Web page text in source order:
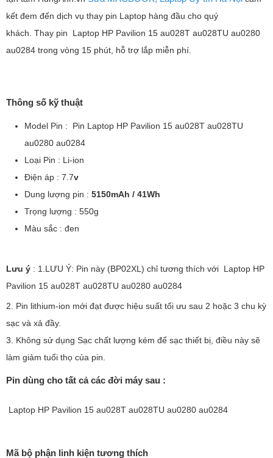
kết đem đến dịch vụ thay pin Laptop hàng đầu cho quý
khách. Thay pin Laptop HP Pavilion 15 au028T au028TU au0280
au0284 trong vòng 15 phút, hỗ trợ lắp miễn phí.
Thông số kỹ thuật
Model Pin : Pin Laptop HP Pavilion 15 au028T au028TU
au0280 au0284
Loại Pin : Li-ion
Điện áp : 7.7v
Dung lượng pin : 5150mAh / 41Wh
Trọng lượng : 550g
Màu sắc : đen
Lưu ý : 1.LƯU Ý: Pin này (BP02XL) chỉ tương thích với Laptop HP
Pavilion 15 au028T au028TU au0280 au0284
2. Pin lithium-ion mới đạt được hiệu suất tối ưu sau 2 hoặc 3 chu kỳ
sạc và xả đầy.
3. Không sử dụng Sạc chất lượng kém để sạc thiết bị, điều này sẽ
làm giảm tuổi thọ của pin.
Pin dùng cho tất cả các đời máy sau :
Laptop HP Pavilion 15 au028T au028TU au0280 au0284
Mã bộ phận linh kiện tương thích